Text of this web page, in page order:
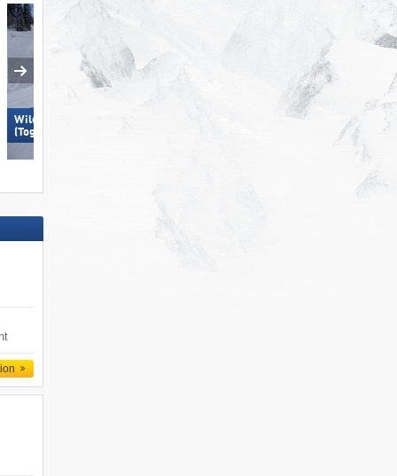
Wildhaus – Gamserrugg
(Toggenburg)
Wildhaus – Gamserrugg